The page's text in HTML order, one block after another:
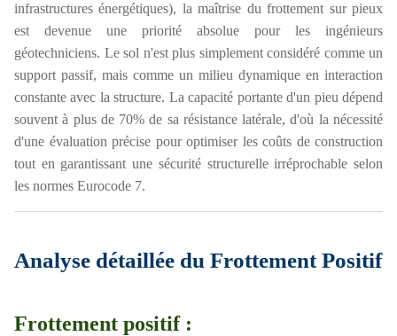
infrastructures énergétiques), la maîtrise du frottement sur pieux
est devenue une priorité absolue pour les ingénieurs
géotechniciens. Le sol n'est plus simplement considéré comme un
support passif, mais comme un milieu dynamique en interaction
constante avec la structure. La capacité portante d'un pieu dépend
souvent à plus de 70% de sa résistance latérale, d'où la nécessité
d'une évaluation précise pour optimiser les coûts de construction
tout en garantissant une sécurité structurelle irréprochable selon
les normes Eurocode 7.
Analyse détaillée du Frottement Positif
Frottement positif :